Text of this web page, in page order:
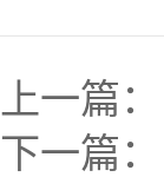
上一篇：
下一篇：